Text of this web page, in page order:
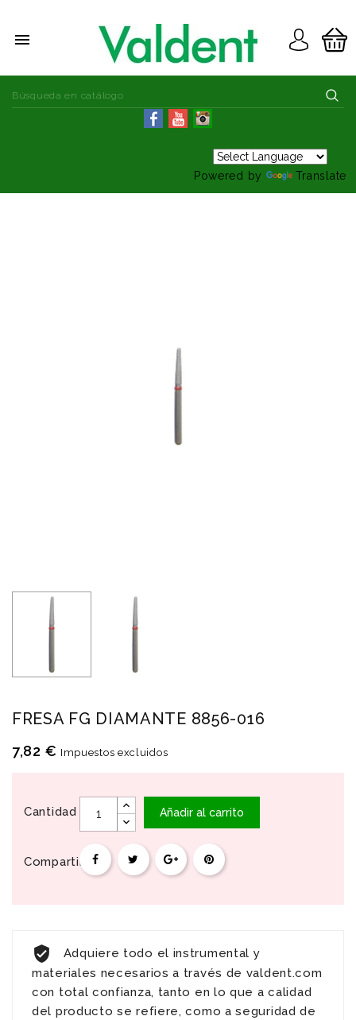

Powered by Translate
FRESA FG DIAMANTE 8856-016
7,82 € Impuestos excluidos
Cantidad Añadir al carrito
Compartir
Adquiere todo el instrumental y
materiales necesarios a través de valdent.com
con total confianza, tanto en lo que a calidad
del producto se refiere, como a seguridad de